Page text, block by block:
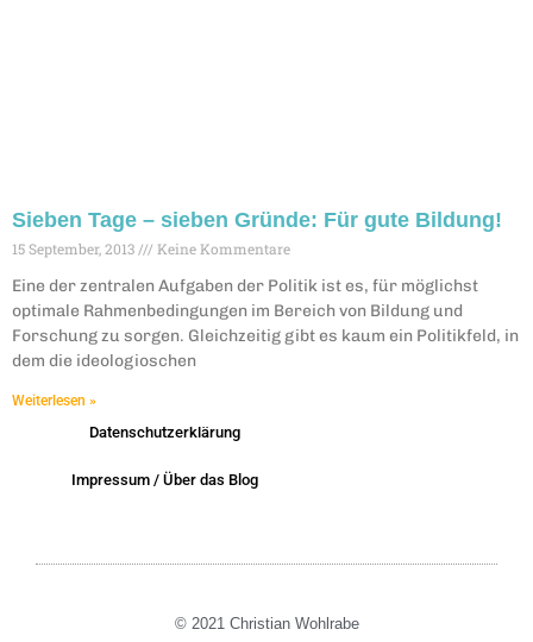
Sieben Tage – sieben Gründe: Für gute Bildung!
15 September, 2013 Keine Kommentare
Eine der zentralen Aufgaben der Politik ist es, für möglichst
optimale Rahmenbedingungen im Bereich von Bildung und
Forschung zu sorgen. Gleichzeitig gibt es kaum ein Politikfeld, in
dem die ideologioschen
Weiterlesen »
Datenschutzerklärung
Impressum / Über das Blog
© 2021 Christian Wohlrabe